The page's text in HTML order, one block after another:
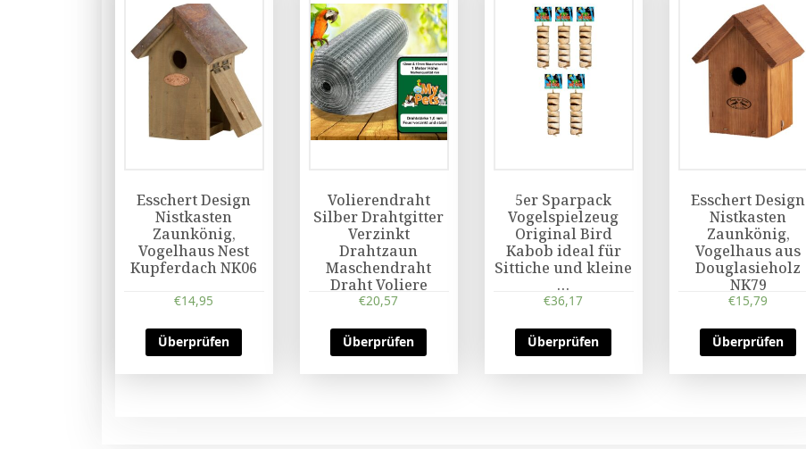
Esschert Design
Nistkasten
Zaunkönig,
Vogelhaus Nest
Kupferdach NK06
€14,95
Überprüfen
Volierendraht
Silber Drahtgitter
Verzinkt
Drahtzaun
Maschendraht
Draht Voliere
€20,57
Überprüfen
5er Sparpack
Vogelspielzeug
Original Bird
Kabob ideal für
Sittiche und kleine
…
€36,17
Überprüfen
Esschert Design
Nistkasten
Zaunkönig,
Vogelhaus aus
Douglasieholz
NK79
€15,79
Überprüfen